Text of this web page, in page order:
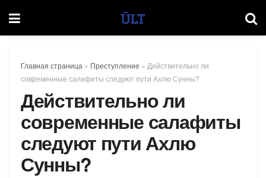
Главная страница » Преступление » Действительно ли
современные салафиты следуют пути Ахлю Сунны?
Действительно ли
современные салафиты
следуют пути Ахлю
Сунны?